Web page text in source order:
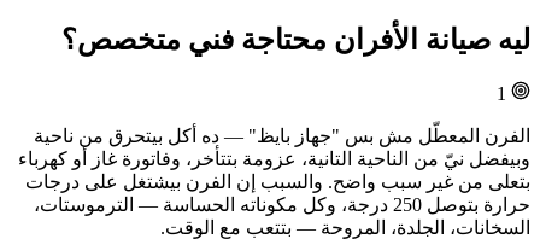
ليه صيانة الأفران محتاجة فني متخصص؟
1
الفرن المعطّل مش بس "جهاز بايظ" — ده أكل بيتحرق من ناحية
وبيفضل نيّ من الناحية التانية، عزومة بتتأخر، وفاتورة غاز أو كهرباء
بتعلى من غير سبب واضح. والسبب إن الفرن بيشتغل على درجات
حرارة بتوصل 250 درجة، وكل مكوناته الحساسة — الترموستات،
السخانات، الجلدة، المروحة — بتتعب مع الوقت.